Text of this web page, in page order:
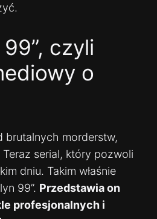
czyli
o
brutalnych morderstw,
serial, który pozwoli
dniu. Takim właśnie
99”. Przedstawia on
profesjonalnych i